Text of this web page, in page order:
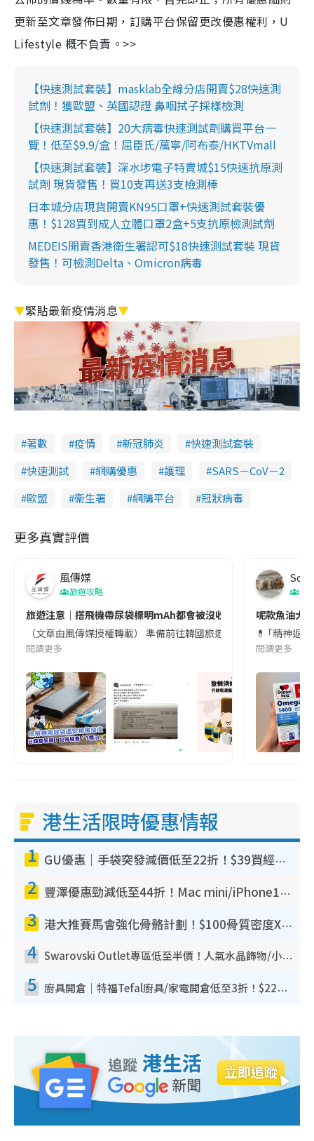
更新至文章發佈日期，訂購平台保留更改優惠權利，U
Lifestyle 概不負責。>>
【快速測試套裝】masklab全線分店開賣$28快速測
試劑！獲歐盟、英國認證 鼻咽拭子採樣檢測
【快速測試套裝】20大病毒快速測試劑購買平台一
覽！低至$9.9/盒！屈臣氏/萬寧/阿布泰/HKTVmall
【快速測試套裝】深水埗電子特賣城$15快速抗原測
試劑 現貨發售！買10支再送3支檢測棒
日本城分店現貨開賣KN95口罩+快速測試套裝優
惠！$128買到成人立體口罩2盒+5支抗原檢測試劑
MEDEIS開賣香港衛生署認可$18快速測試套裝 現貨
發售！可檢測Delta、Omicron病毒
▼緊貼最新疫情消息▼
著數 疫情 新冠肺炎
快速測試套裝
快速測試
網購優惠 護理
SARS－CoV－2
歐盟
衞生署 網購平台 冠狀病毒
更多真實評價
風傳媒
旅遊攻略
旅遊注意｜搭飛機帶尿袋標明mAh都會被沒收😱出發前切記檢查
（文章由風傳媒授權轉載） 準備前往韓國旅遊的民眾，近期要
閱讀更多
Soul
呢款魚油大
💊 ｢精神返
閱讀更多
港生活限時優惠情報
1 GU優惠｜手袋突發減價低至22折！$39買經典波士頓包/餃子袋！飾物同步減價$29起！
2 豐澤優惠勁減低至44折！Mac mini/iPhone17Pro大減價！廚房家電$220起
3 港大推賽馬會強化骨骼計劃！$100骨質密度X光檢查 完成免費運動訓練送超市禮券！附參加資格
4 Swarovski Outlet專區低至半價！人氣水晶飾物/小擺設$138起！迪士尼款/水晶高跟鞋都有平
5 廚具開倉｜特福Tefal廚具/家電開倉低至3折！$220起買平底鍋/炒鑊/湯煲！電飯煲/吸塵機/燙斗$418起